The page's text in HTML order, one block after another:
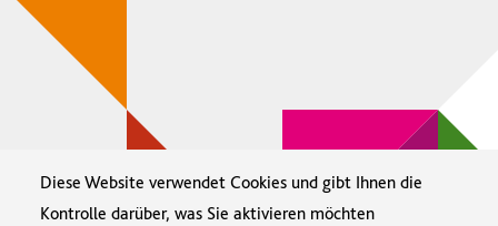
Diese Website verwendet Cookies und gibt Ihnen die
Kontrolle darüber, was Sie aktivieren möchten